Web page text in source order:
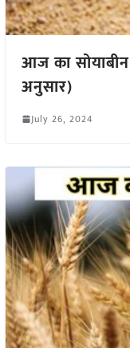
आज का
अनुसार)
July 26, 2024